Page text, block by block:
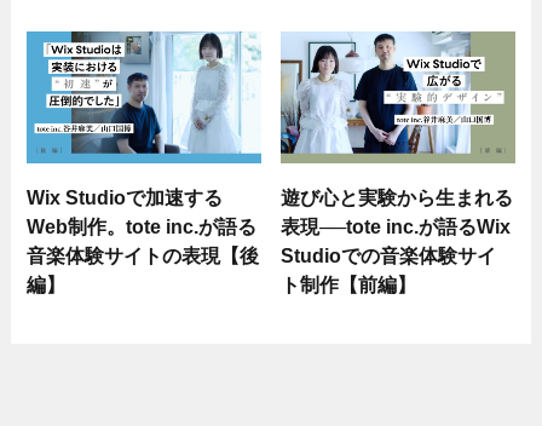
Wix Studioで加速する
Web制作。tote inc.が語る
音楽体験サイトの表現【後
編】
遊び心と実験から生まれる
表現──tote inc.が語るWix
Studioでの音楽体験サイ
ト制作【前編】